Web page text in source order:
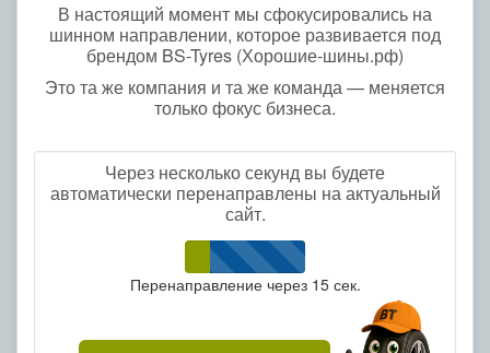
В настоящий момент мы сфокусировались на
шинном направлении, которое развивается под
брендом BS-Tyres (Хорошие-шины.рф)
Это та же компания и та же команда — меняется
только фокус бизнеса.
Через несколько секунд вы будете
автоматически перенаправлены на актуальный
сайт.
Перенаправление через 15сек.